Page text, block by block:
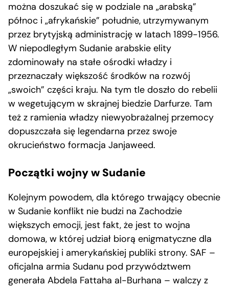
można doszukać się w podziale na „arabską”
północ i „afrykańskie” południe, utrzymywanym
przez brytyjską administrację w latach 1899-1956.
W niepodległym Sudanie arabskie elity
zdominowały na stałe ośrodki władzy i
przeznaczały większość środków na rozwój
„swoich” części kraju. Na tym tle doszło do rebelii
w wegetującym w skrajnej biedzie Darfurze. Tam
też z ramienia władzy niewyobrażalnej przemocy
dopuszczała się legendarna przez swoje
okrucieństwo formacja Janjaweed.
Początki wojny w Sudanie
Kolejnym powodem, dla którego trwający obecnie
w Sudanie konflikt nie budzi na Zachodzie
większych emocji, jest fakt, że jest to wojna
domowa, w której udział biorą enigmatyczne dla
europejskiej i amerykańskiej publiki strony. SAF –
oficjalna armia Sudanu pod przywództwem
generała Abdela Fattaha al-Burhana – walczy z